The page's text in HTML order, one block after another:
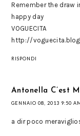
Remember the draw
happy day
VOGUECITA
http://
RISPONDI
Antonella C’est
GENNAIO 08, 2013 9:50
a dir poco